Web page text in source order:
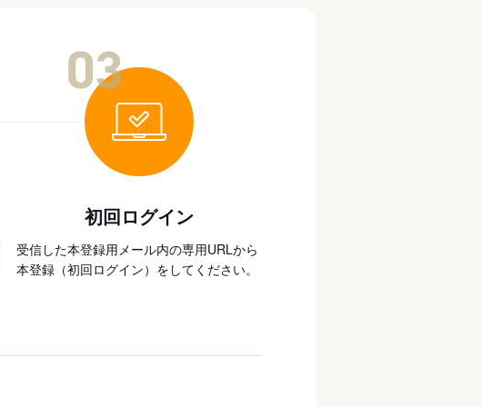
初回ログイン
受信した本登録用メール内の専用URLから
本登録（初回ログイン）をしてください。